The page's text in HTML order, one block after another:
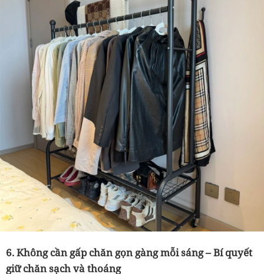
6. Không cần gấp chăn gọn gàng mỗi sáng – Bí quyết
giữ chăn sạch và thoáng